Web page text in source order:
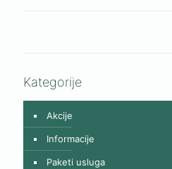
Kategorije
Akcije
Informacije
Paketi usluga